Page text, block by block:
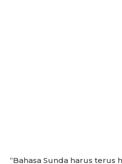
“Bahasa Sunda harus terus